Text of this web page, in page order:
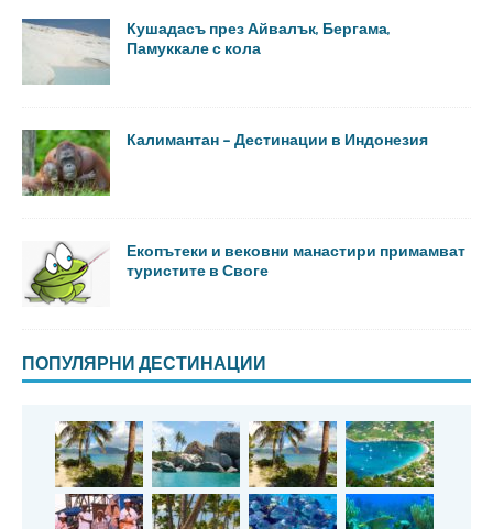
Кушадасъ през Айвалък, Бергама,
Памуккале с кола
Калимантан – Дестинации в Индонезия
Екопътеки и вековни манастири примамват
туристите в Своге
ПОПУЛЯРНИ ДЕСТИНАЦИИ